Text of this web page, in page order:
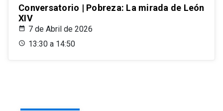
Conversatorio | Pobreza: La mirada de León
XIV
7 de Abril de 2026
13:30 a 14:50